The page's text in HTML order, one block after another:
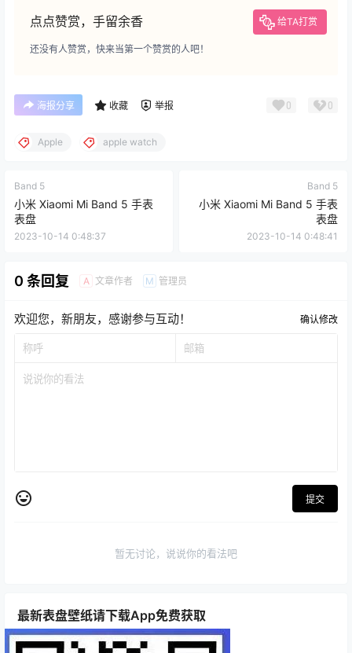
点点赞赏，手留余香 给TA打赏
还没有人赞赏，快来当第一个赞赏的人吧！
海报分享 收藏 举报 0 0
Apple apple watch
Band 5
小米 Xiaomi Mi Band 5 手表
表盘
2023-10-14 0:48:37
Band 5
小米 Xiaomi Mi Band 5 手表
表盘
2023-10-14 0:48:41
0 条回复 A 文章作者 M 管理员
欢迎您，新朋友，感谢参与互动！ 确认修改
提交
暂无讨论，说说你的看法吧
最新表盘壁纸请下载App免费获取